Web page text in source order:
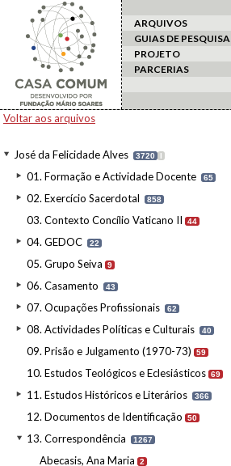
ARQUIVOS
GUIAS DE PESQUISA
PROJETO
PARCERIAS
Voltar aos arquivos
José da Felicidade Alves 3720 I
01. Formação e Actividade Docente 65
02. Exercício Sacerdotal 858
03. Contexto Concílio Vaticano II 44
04. GEDOC 22
05. Grupo Seiva 9
06. Casamento 43
07. Ocupações Profissionais 62
08. Actividades Políticas e Culturais 40
09. Prisão e Julgamento (1970-73) 59
10. Estudos Teológicos e Eclesiásticos 69
11. Estudos Históricos e Literários 366
12. Documentos de Identificação 50
13. Correspondência 1267
Abecasis, Ana Maria 2